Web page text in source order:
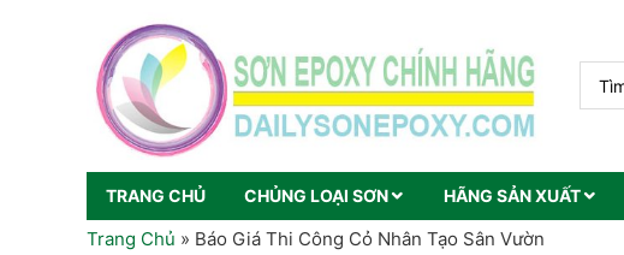
TRANG CHỦ CHỦNG LOẠI SƠN HÃNG SẢN XUẤT
Trang Chủ » Báo Giá Thi Công Cỏ Nhân Tạo Sân Vườn